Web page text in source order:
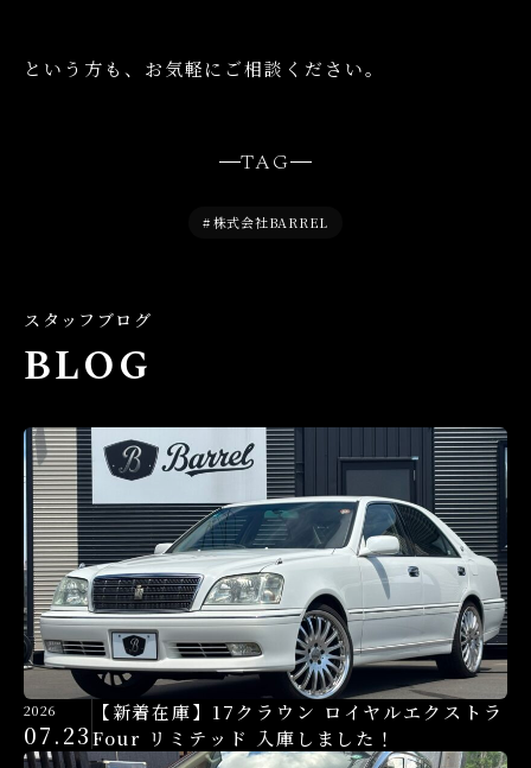
という方も、お気軽にご相談ください。
TAG
#株式会社BARREL
スタッフブログ
BLOG
2026
07.23
【新着在庫】17クラウン ロイヤルエクストラ
Four リミテッド 入庫しました！